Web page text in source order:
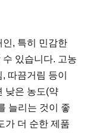
, 특히 민감한
있습니다. 고농
따끔거림 등이
낮은 농도(약
늘리는 것이 좋
가 더 순한 제품